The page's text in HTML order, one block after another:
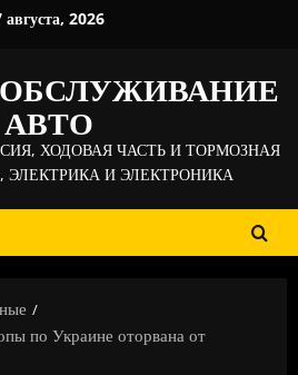
августа, 2026
АВТО
ХОДОВАЯ ЧАСТЬ И ТОРМОЗНАЯ
ЭЛЕКТРИКА И ЭЛЕКТРОНИКА
по Украине оторвана от